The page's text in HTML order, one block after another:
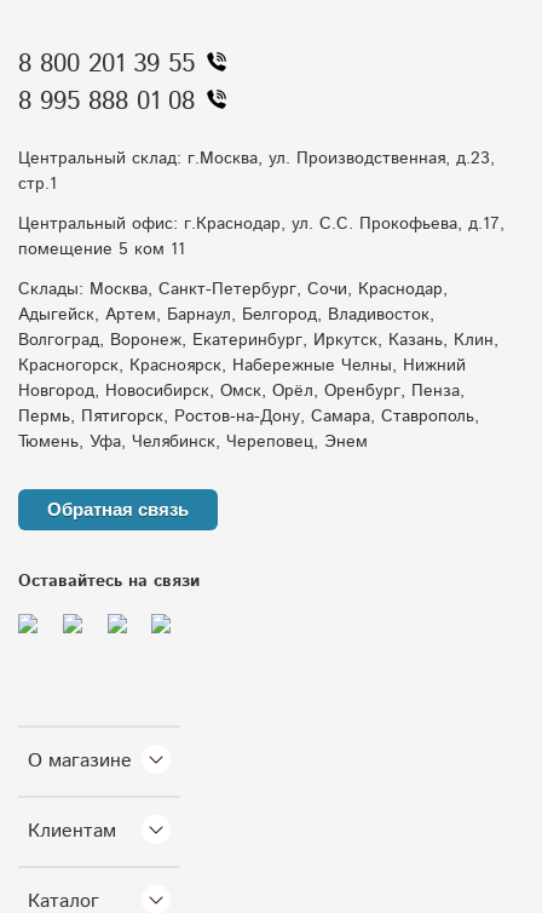
как выбрать емкость
емкости с конусным дном
септик летом
биофильтрация в жару
защита от подтоплений
перегрев септика
контейнеры
емкость для воды
жир в канализации
дренажные тоннели
дренаж на даче
агроемкости
защита скважины от промерзания
переувлажнение участка
дренажный колодец
дренаж зимой
О магазине
Клиентам
Каталог
8 800 201 39 55
8 995 888 01 08
Центральный склад: г.Москва, ул. Производственная, д.23,
стр.1
Центральный офис: г.Краснодар, ул. С.С. Прокофьева, д.17,
помещение 5 ком 11
Склады: Москва, Санкт-Петербург, Сочи, Краснодар,
Адыгейск, Артем, Барнаул, Белгород, Владивосток,
Волгоград, Воронеж, Екатеринбург, Иркутск, Казань, Клин,
Красногорск, Красноярск, Набережные Челны, Нижний
Новгород, Новосибирск, Омск, Орёл, Оренбург, Пенза,
Пермь, Пятигорск, Ростов-на-Дону, Самара, Ставрополь,
Тюмень, Уфа, Челябинск, Череповец, Энем
Обратная связь
Оставайтесь на связи